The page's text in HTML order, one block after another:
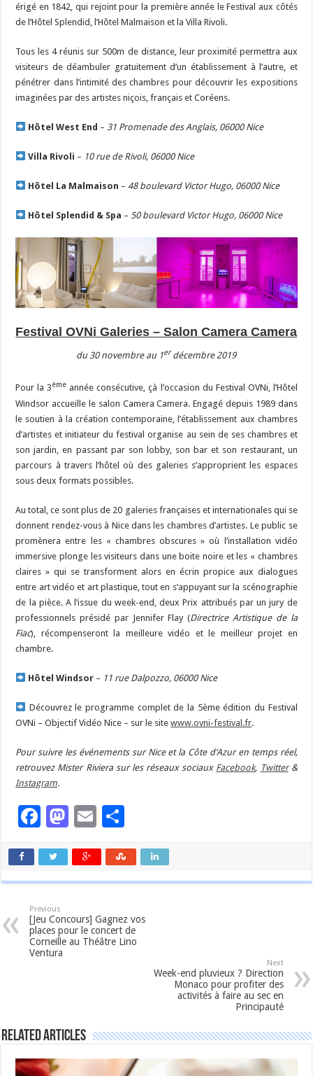
érigé en 1842, qui rejoint pour la première année le Festival aux côtés
de l’Hôtel Splendid, l’Hôtel Malmaison et la Villa Rivoli.
Tous les 4 réunis sur 500m de distance, leur proximité permettra aux
visiteurs de déambuler gratuitement d’un établissement à l’autre, et
pénétrer dans l’intimité des chambres pour découvrir les expositions
imaginées par des artistes niçois, français et Coréens.
Hôtel West End – 31 Promenade des Anglais, 06000 Nice
Villa Rivoli – 10 rue de Rivoli, 06000 Nice
Hôtel La Malmaison –48 boulevard Victor Hugo, 06000 Nice
Hôtel Splendid & Spa – 50 boulevard Victor Hugo, 06000 Nice
Festival OVNi Galeries – Salon Camera Camera
du 30 novembre au 1er décembre 2019
Pour la 3ème année consécutive, çà l’occasion du Festival OVNi, l’Hôtel
Windsor accueille le salon Camera Camera. Engagé depuis 1989 dans
le soutien à la création contemporaine, l’établissement aux chambres
d’artistes et initiateur du festival organise au sein de ses chambres et
son jardin, en passant par son lobby, son bar et son restaurant, un
parcours à travers l’hôtel où des galeries s’approprient les espaces
sous deux formats possibles.
Au total, ce sont plus de 20 galeries françaises et internationales qui se
donnent rendez-vous à Nice dans les chambres d’artistes. Le public se
promènera entre les « chambres obscures » où l’installation vidéo
immersive plonge les visiteurs dans une boite noire et les « chambres
claires » qui se transforment alors en écrin propice aux dialogues
entre art vidéo et art plastique, tout en s’appuyant sur la scénographie
de la pièce. A l’issue du week-end, deux Prix attribués par un jury de
professionnels présidé par Jennifer Flay (Directrice Artistique de la
Fiac), récompenseront la meilleure vidéo et le meilleur projet en
chambre.
Hôtel Windsor – 11 rue Dalpozzo, 06000 Nice
Découvrez le programme complet de la 5ème édition du Festival
OVNi – Objectif Vidéo Nice – sur le sitewww.ovni-festival.fr.
Pour suivre les événements sur Nice et la Côte d’Azur en temps réel,
retrouvez Mister Riviera sur les réseaux sociaux Facebook, Twitter&
Instagram.
Facebook
Mastodon
Email
Previous
[Jeu Concours] Gagnez vos
places pour le concert de
Corneille au Théâtre Lino
Ventura
Next
Week-end pluvieux ? Direction
Monaco pour profiter des
activités à faire au sec en
Principauté
Related Articles